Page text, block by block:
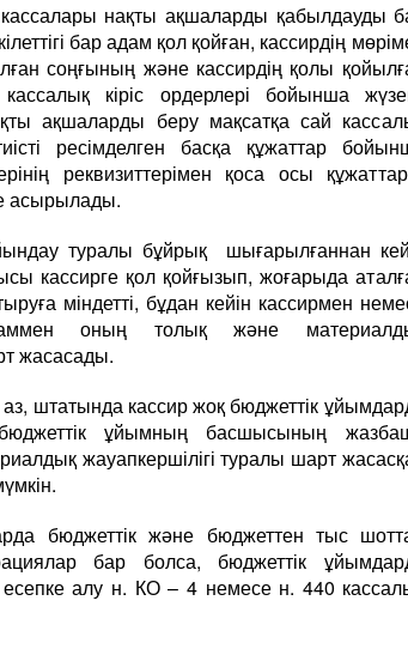
нақты ақшаларды қабылдауды
бар адам қол қойған, кассирдің
соңғының және кассирдің қолы
кіріс ордерлері бойынша
ақшаларды беру мақсатқа сай
ресімделген басқа құжаттар
реквизиттерімен қоса осы
асырылады.
туралы бұйрық шығарылғаннан
кассирге қол қойғызып, жоғарыда
міндетті, бұдан кейін кассирмен
оның толық және
жасасады.
штатында кассир жоқ бюджеттік
бюджеттік ұйымның басшысының
жауапкершілігі туралы шарт
бюджеттік және бюджеттен тыс
бар болса, бюджеттік
алу н. КО – 4 немесе н. 440